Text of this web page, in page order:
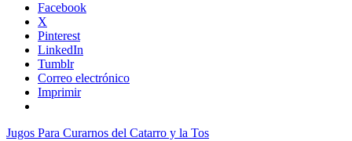
Facebook
X
Pinterest
LinkedIn
Tumblr
Correo electrónico
Imprimir
Jugos Para Curarnos del Catarro y la Tos